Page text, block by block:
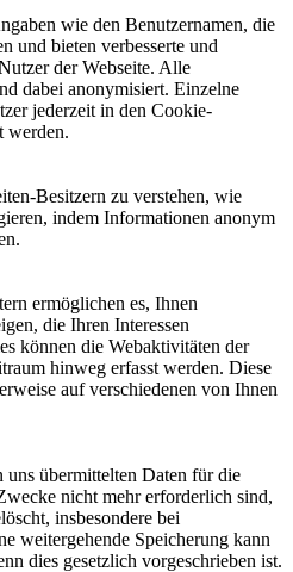
wie den Benutzernamen, die
und bieten verbesserte und
der Webseite. Alle
dabei anonymisiert. Einzelne
jederzeit in den Cookie-
werden.
Besitzern zu verstehen, wie
indem Informationen anonym
ermöglichen es, Ihnen
die Ihren Interessen
können die Webaktivitäten der
hinweg erfasst werden. Diese
auf verschiedenen von Ihnen
uns übermittelten Daten für die
nicht mehr erforderlich sind,
insbesondere bei
weitergehende Speicherung kann
dies gesetzlich vorgeschrieben ist.